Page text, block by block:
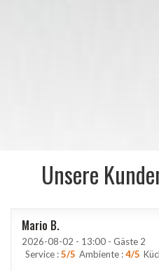
Unsere
Mario B
2026-08-02 - 13:00 - Gäste 2
Service :5/5 Ambiente :4/5